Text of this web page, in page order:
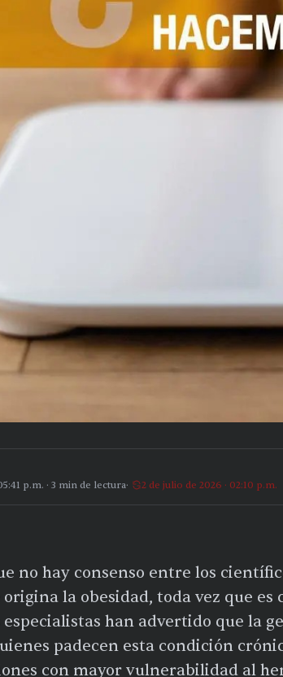
p.m. · 3 min de lectura 2 de julio de 2026 · 02:10 p.m.
no hay consenso entre los
la obesidad, toda vez que es
han advertido que la
padecen esta condición
con mayor vulnerabilidad al